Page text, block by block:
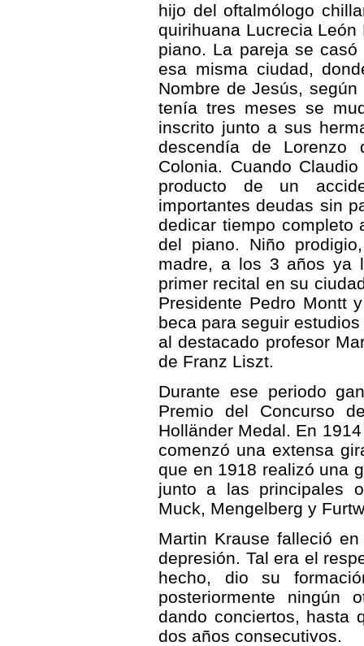
hijo del oftalmólogo
quirihuana Lucrecia
piano. La pareja se
esa misma ciudad,
Nombre de Jesús,
tenía tres meses se
inscrito junto a sus
descendía de
Colonia. Cuando
producto de un
importantes deudas sin
dedicar tiempo completo
del piano. Niño
madre, a los 3 años ya
primer recital en su
Presidente Pedro Montt
beca para seguir
al destacado profesor
de Franz Liszt.
Durante ese periodo
Premio del Concurso
Holländer Medal. En
comenzó una extensa
que en 1918 realizó una
junto a las principales
Muck, Mengelberg y
Martin Krause falleció
depresión. Tal era el
hecho, dio su
posteriormente ningún
dando conciertos, hasta
dos años consecutivos.